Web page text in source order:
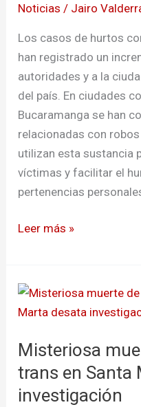
Noticias / Jairo
Los casos de hurtos
han registrado un
autoridades y a la
del país. En ciudades
Bucaramanga se han
relacionadas con
utilizan esta sustancia
víctimas y facilitar el
pertenencias
Leer más »
Misteriosa
trans en Santa
investigación
Misteriosa
muerte
diseñadora
trans
en